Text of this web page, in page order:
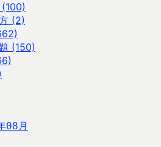
(2)
(150)
08月